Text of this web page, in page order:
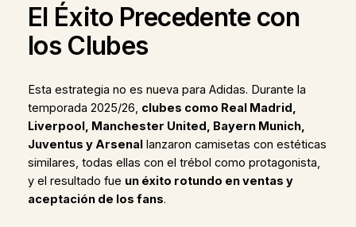
El Éxito Precedente con
los Clubes
Esta estrategia no es nueva para Adidas. Durante la
temporada 2025/26, clubes como Real Madrid,
Liverpool, Manchester United, Bayern Munich,
Juventus y Arsenallanzaron camisetas con estéticas
similares, todas ellas con el trébol como protagonista,
y el resultado fue un éxito rotundo en ventas y
aceptación de los fans.